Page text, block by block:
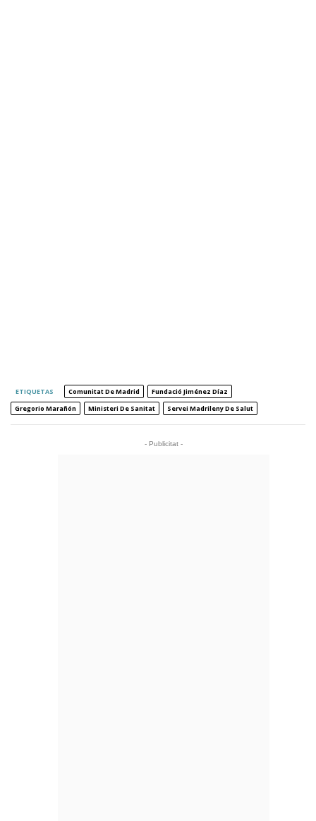
ETIQUETAS Comunitat De Madrid
Fundació Jiménez Díaz
Gregorio Marañón
Ministeri De Sanitat Servei Madrileny De Salut
- Publicitat -